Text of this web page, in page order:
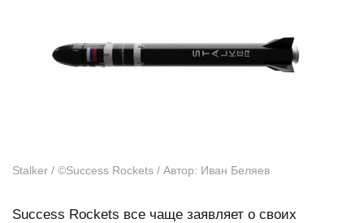
Stalker / ©Success Rockets / Автор: Иван Беляев
Success Rockets все чаще заявляет о своих